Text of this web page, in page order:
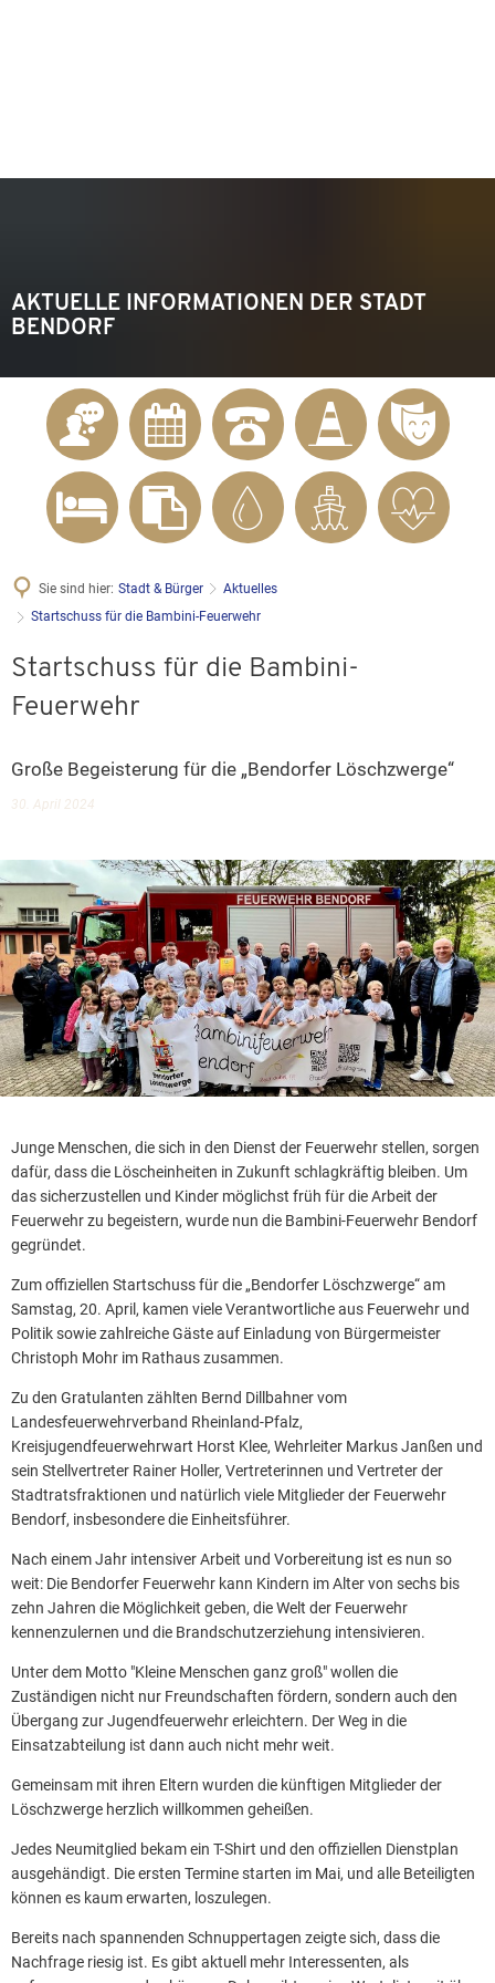
AKTUELLE INFORMATIONEN DER STADT
BENDORF
Sie sind hier: Stadt & Bürger
Aktuelles
Startschuss für die Bambini-Feuerwehr
Startschuss für die Bambini-
Feuerwehr
Große Begeisterung für die „Bendorfer Löschzwerge“
30. April 2024
Junge Menschen, die sich in den Dienst der Feuerwehr stellen, sorgen
dafür, dass die Löscheinheiten in Zukunft schlagkräftig bleiben. Um
das sicherzustellen und Kinder möglichst früh für die Arbeit der
Feuerwehr zu begeistern, wurde nun die Bambini-Feuerwehr Bendorf
gegründet.
Zum offiziellen Startschuss für die „Bendorfer Löschzwerge“ am
Samstag, 20. April, kamen viele Verantwortliche aus Feuerwehr und
Politik sowie zahlreiche Gäste auf Einladung von Bürgermeister
Christoph Mohr im Rathaus zusammen.
Zu den Gratulanten zählten Bernd Dillbahner vom
Landesfeuerwehrverband Rheinland-Pfalz,
Kreisjugendfeuerwehrwart Horst Klee, Wehrleiter Markus Janßen und
sein Stellvertreter Rainer Holler, Vertreterinnen und Vertreter der
Stadtratsfraktionen und natürlich viele Mitglieder der Feuerwehr
Bendorf, insbesondere die Einheitsführer.
Nach einem Jahr intensiver Arbeit und Vorbereitung ist es nun so
weit: Die Bendorfer Feuerwehr kann Kindern im Alter von sechs bis
zehn Jahren die Möglichkeit geben, die Welt der Feuerwehr
kennenzulernen und die Brandschutzerziehung intensivieren.
Unter dem Motto "Kleine Menschen ganz groß" wollen die
Zuständigen nicht nur Freundschaften fördern, sondern auch den
Übergang zur Jugendfeuerwehr erleichtern. Der Weg in die
Einsatzabteilung ist dann auch nicht mehr weit.
Gemeinsam mit ihren Eltern wurden die künftigen Mitglieder der
Löschzwerge herzlich willkommen geheißen.
Jedes Neumitglied bekam ein T-Shirt und den offiziellen Dienstplan
ausgehändigt. Die ersten Termine starten im Mai, und alle Beteiligten
können es kaum erwarten, loszulegen.
Bereits nach spannenden Schnuppertagen zeigte sich, dass die
Nachfrage riesig ist. Es gibt aktuell mehr Interessenten, als